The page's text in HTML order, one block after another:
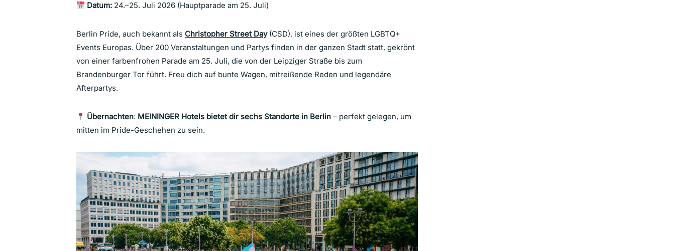
Datum: 24.–25. Juli 2026 (Hauptparade am 25. Juli)
Berlin Pride, auch bekannt als Christopher Street Day(CSD), ist eines der größten LGBTQ+
Events Europas. Über 200 Veranstaltungen und Partys finden in der ganzen Stadt statt, gekrönt
von einer farbenfrohen Parade am 25. Juli, die von der Leipziger Straße bis zum
Brandenburger Tor führt. Freu dich auf bunte Wagen, mitreißende Reden und legendäre
Afterpartys.
Übernachten: MEININGER Hotels bietet dir sechs Standorte in Berlin – perfekt gelegen, um
mitten im Pride-Geschehen zu sein.